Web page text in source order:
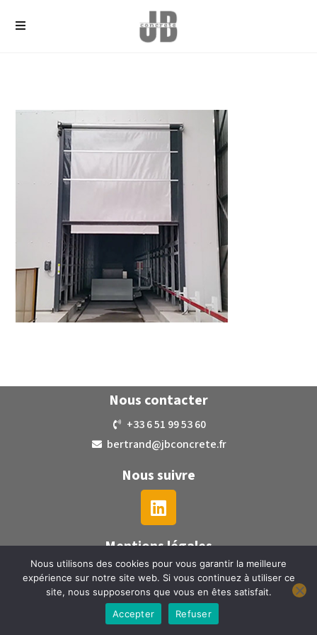
Nous contacter
+33 6 51 99 53 60
bertrand@jbconcrete.fr
Nous suivre
Mentions légales
Nous utilisons des cookies pour vous garantir la meilleure
expérience sur notre site web. Si vous continuez à utiliser ce
site, nous supposerons que vous en êtes satisfait.
Accepter
Refuser